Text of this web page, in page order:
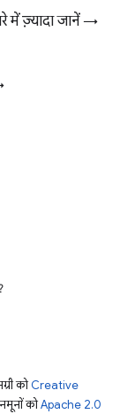
में ज़्यादा जानें →
कोCreative
कोApache 2.0